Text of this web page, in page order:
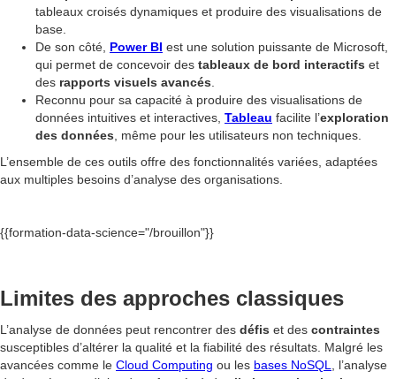
tableaux croisés dynamiques et produire des visualisations de
base.
De son côté, Power BI est une solution puissante de Microsoft,
qui permet de concevoir des tableaux de bord interactifs et
des rapports visuels avancés
Reconnu pour sa capacité à produire des visualisations de
données intuitives et interactives, Tableau facilite l’exploration
des données , même pour les utilisateurs non techniques.
L’ensemble de ces outils offre des fonctionnalités variées, adaptées
aux multiples besoins d’analyse des organisations.
{{formation-data-science="/brouillon"}}
Limites des approches classiques
L’analyse de données peut rencontrer des défis et des contraintes
susceptibles d’altérer la qualité et la fiabilité des résultats. Malgré les
avancées comme le Cloud Computing ou les bases NoSQL
, l’analyse